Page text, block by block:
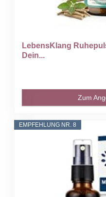
LebensKlang
Dein...
Zum
EMPFEHLUNG NR. 8